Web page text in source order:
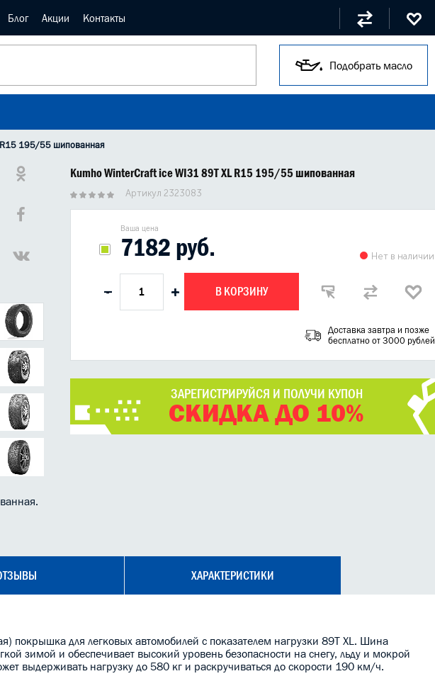
Блог Акции Контакты
Подобрать масло
R15 195/55 шипованная
Kumho WinterCraft ice WI31 89T XL R15 195/55 шипованная
Артикул 2323083
Ваша цена
7182 руб. Нет в наличии
- + В КОРЗИНУ
Доставка завтра и позже
бесплатно от 3000 рублей
ЗАРЕГИСТРИРУЙСЯ И ПОЛУЧИ КУПОН
СКИДКА ДО 10%
ХАРАКТЕРИСТИКИ
покрышка для легковых автомобилей с показателем нагрузки 89T XL. Шина
зимой и обеспечивает высокий уровень безопасности на снегу, льду и мокрой
выдерживать нагрузку до 580 кг и раскручиваться до скорости 190 км/ч.